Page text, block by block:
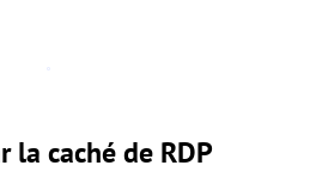
la caché de RDP